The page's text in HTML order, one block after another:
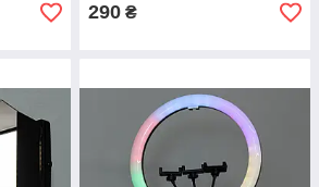
290 ₴